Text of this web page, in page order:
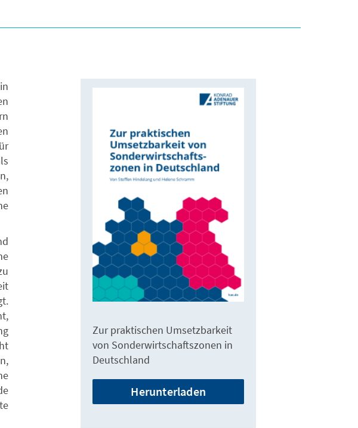
Zur praktischen Umsetzbarkeit
von Sonderwirtschaftszonen in
Deutschland
Herunterladen